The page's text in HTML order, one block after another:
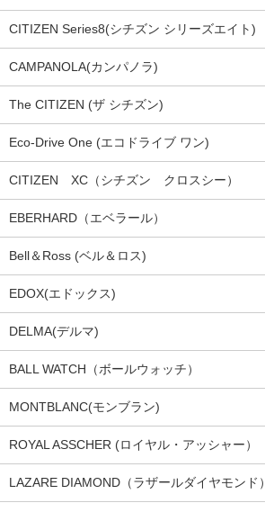
CITIZEN Series8(シチズン シリーズエイト)
CAMPANOLA(カンパノラ)
The CITIZEN (ザ シチズン)
Eco-Drive One (エコドライブ ワン)
CITIZEN XC（シチズン クロスシー）
EBERHARD（エベラール）
Bell＆Ross (ベル＆ロス)
EDOX(エドックス)
DELMA(デルマ)
BALL WATCH（ボールウォッチ）
MONTBLANC(モンブラン)
ROYAL ASSCHER (ロイヤル・アッシャー）
LAZARE DIAMOND（ラザールダイヤモンド）